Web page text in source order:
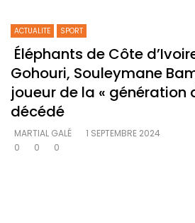
ACTUALITE SPORT
Éléphants de Côte
Gohouri, Souleymane
joueur de la « génération
décédé
MARTIAL GALÉ
1 SEPTEMBRE 2024
0
0 0